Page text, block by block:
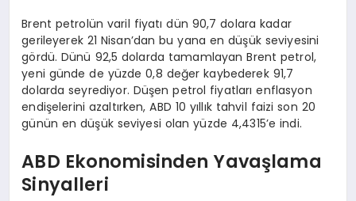
Brent petrolün varil fiyatı dün 90,7 dolara kadar
gerileyerek 21 Nisan’dan bu yana en düşük seviyesini
gördü. Dünü 92,5 dolarda tamamlayan Brent petrol,
yeni günde de yüzde 0,8 değer kaybederek 91,7
dolarda seyrediyor. Düşen petrol fiyatları enflasyon
endişelerini azaltırken, ABD 10 yıllık tahvil faizi son 20
günün en düşük seviyesi olan yüzde 4,4315’e indi.
ABD Ekonomisinden Yavaşlama
Sinyalleri